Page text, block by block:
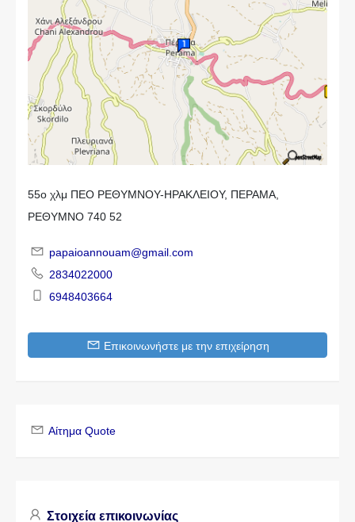
55ο χλμ ΠΕΟ ΡΕΘΥΜΝΟΥ-ΗΡΑΚΛΕΙΟΥ, ΠΕΡΑΜΑ,
ΡΕΘΥΜΝΟ 740 52
papaioannouam@gmail.com
2834022000
6948403664
Επικοινωνήστε με την επιχείρηση
Αίτημα Quote
Στοιχεία επικοινωνίας